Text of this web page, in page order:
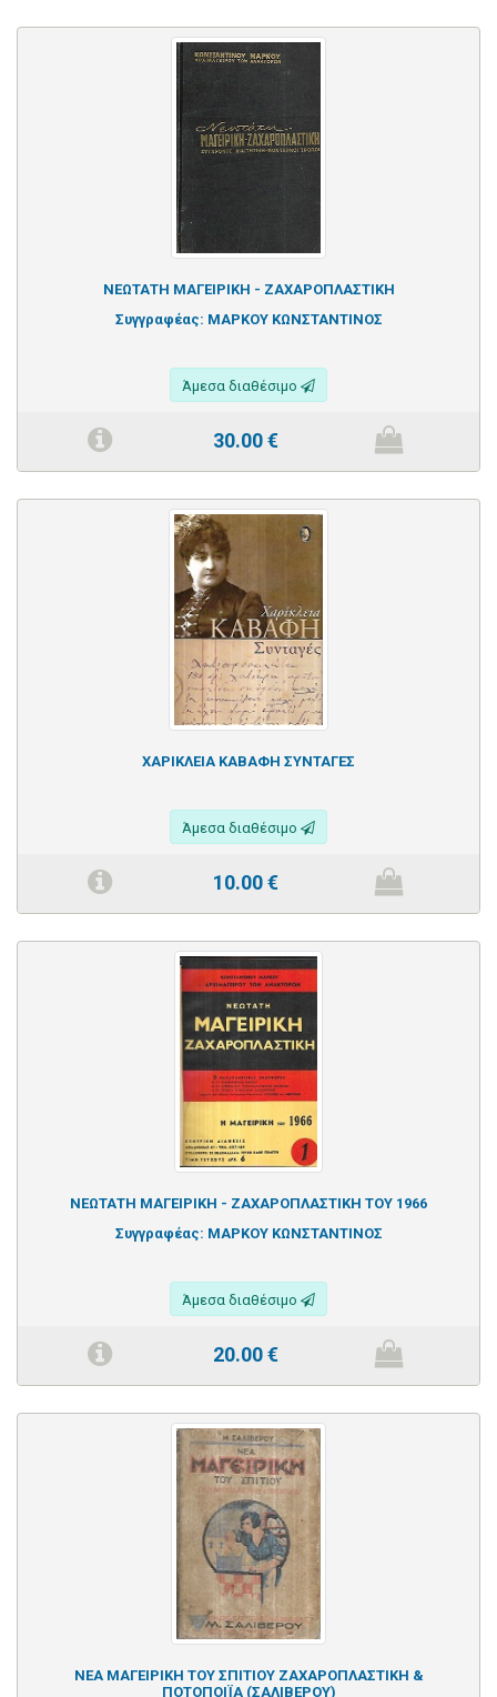
ΝΕΩΤΑΤΗ ΜΑΓΕΙΡΙΚΗ - ΖΑΧΑΡΟΠΛΑΣΤΙΚΗ
Συγγραφέας: ΜΑΡΚΟΥ ΚΩΝΣΤΑΝΤΙΝΟΣ
Άμεσα διαθέσιμο
30.00€
ΧΑΡΙΚΛΕΙΑ ΚΑΒΑΦΗ ΣΥΝΤΑΓΕΣ
Άμεσα διαθέσιμο
10.00€
ΝΕΩΤΑΤΗ ΜΑΓΕΙΡΙΚΗ - ΖΑΧΑΡΟΠΛΑΣΤΙΚΗ ΤΟΥ 1966
Συγγραφέας: ΜΑΡΚΟΥ ΚΩΝΣΤΑΝΤΙΝΟΣ
Άμεσα διαθέσιμο
20.00€
ΝΕΑ ΜΑΓΕΙΡΙΚΗ ΤΟΥ ΣΠΙΤΙΟΥ ΖΑΧΑΡΟΠΛΑΣΤΙΚΗ &
ΠΟΤΟΠΟΙΪΑ (ΣΑΛΙΒΕΡΟΥ)